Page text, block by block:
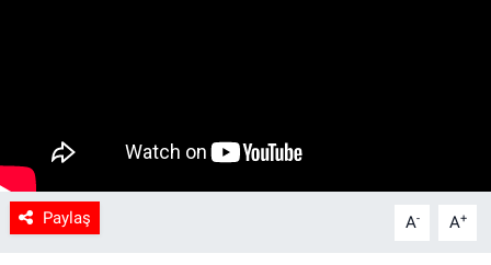
Paylaş A- A+